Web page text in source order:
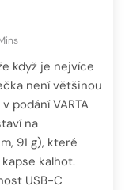
když je nejvíce
není většinou
podání VARTA
na
91 g), které
kalhot.
USB-C